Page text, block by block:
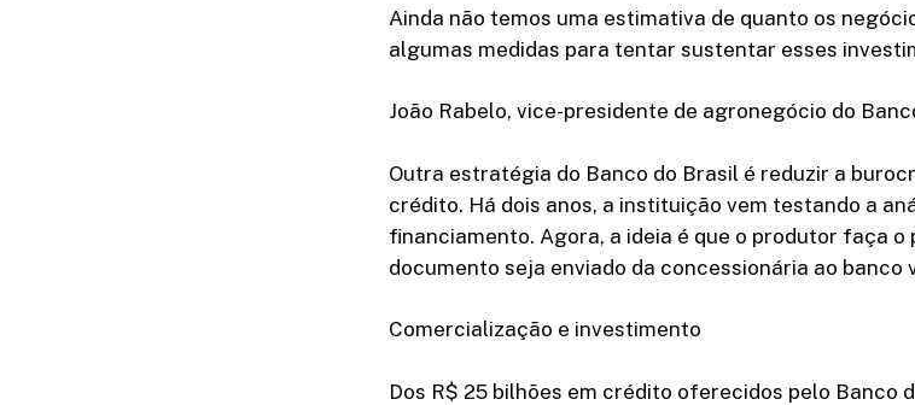
Ainda não temos uma estimativa de quanto os
algumas medidas para tentar sustentar esses
João Rabelo, vice-presidente de agronegócio do
Outra estratégia do Banco do Brasil é reduzir a
crédito. Há dois anos, a instituição vem testando a
financiamento. Agora, a ideia é que o produtor faça o
documento seja enviado da concessionária ao banco
Comercialização e investimento
Dos R$ 25 bilhões em crédito oferecidos pelo Banco